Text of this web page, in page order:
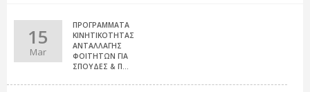
15
Mar
ΠΡΟΓΡΑΜΜΑΤΑ
ΚΙΝΗΤΙΚΟΤΗΤΑΣ
ΑΝΤΑΛΛΑΓΗΣ
ΦΟΙΤΗΤΩΝ ΓΙΑ
ΣΠΟΥΔΕΣ & Π...